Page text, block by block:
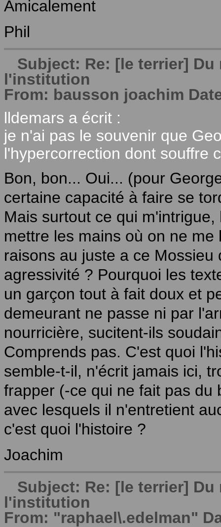
Amicalement
Phil
Subject: Re: [le terrier]
l'institution
From: bausson joachim
lldemars a écrit :
je n'ai pas le souvenir que
l'hypercorrection dont souffre
Bon, bon... Oui... (pour
certaine capacité à faire se
Mais surtout ce qui
mettre les mains où on ne
raisons au juste a ce
agressivité ? Pourquoi les
un garçon tout à fait doux et
demeurant ne passe ni par
nourricière, sucitent-ils
Comprends pas. C'est quoi
semble-t-il, n'écrit jamais ici,
frapper (-ce qui ne fait pas du
avec lesquels il n'entretient
c'est quoi l'histoire ?
Joachim
Subject: Re: [le terrier]
l'institution
From: "raphael\.edelman"